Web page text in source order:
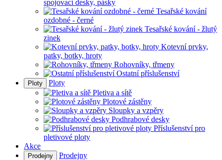
spojovací desky, pásky
Tesařské kování
ozdobné - černé
Tesařské kování - žlutý
zinek
Kotevní prvky,
patky, botky, hroty
Rohovníky, třmeny
Ostatní příslušenství
Ploty
Ploty
Pletiva a sítě
Plotové zástěny
Sloupky a vzpěry
Podhrabové desky
Příslušenství pro
pletivové ploty
Akce
Prodejny
Prodejny